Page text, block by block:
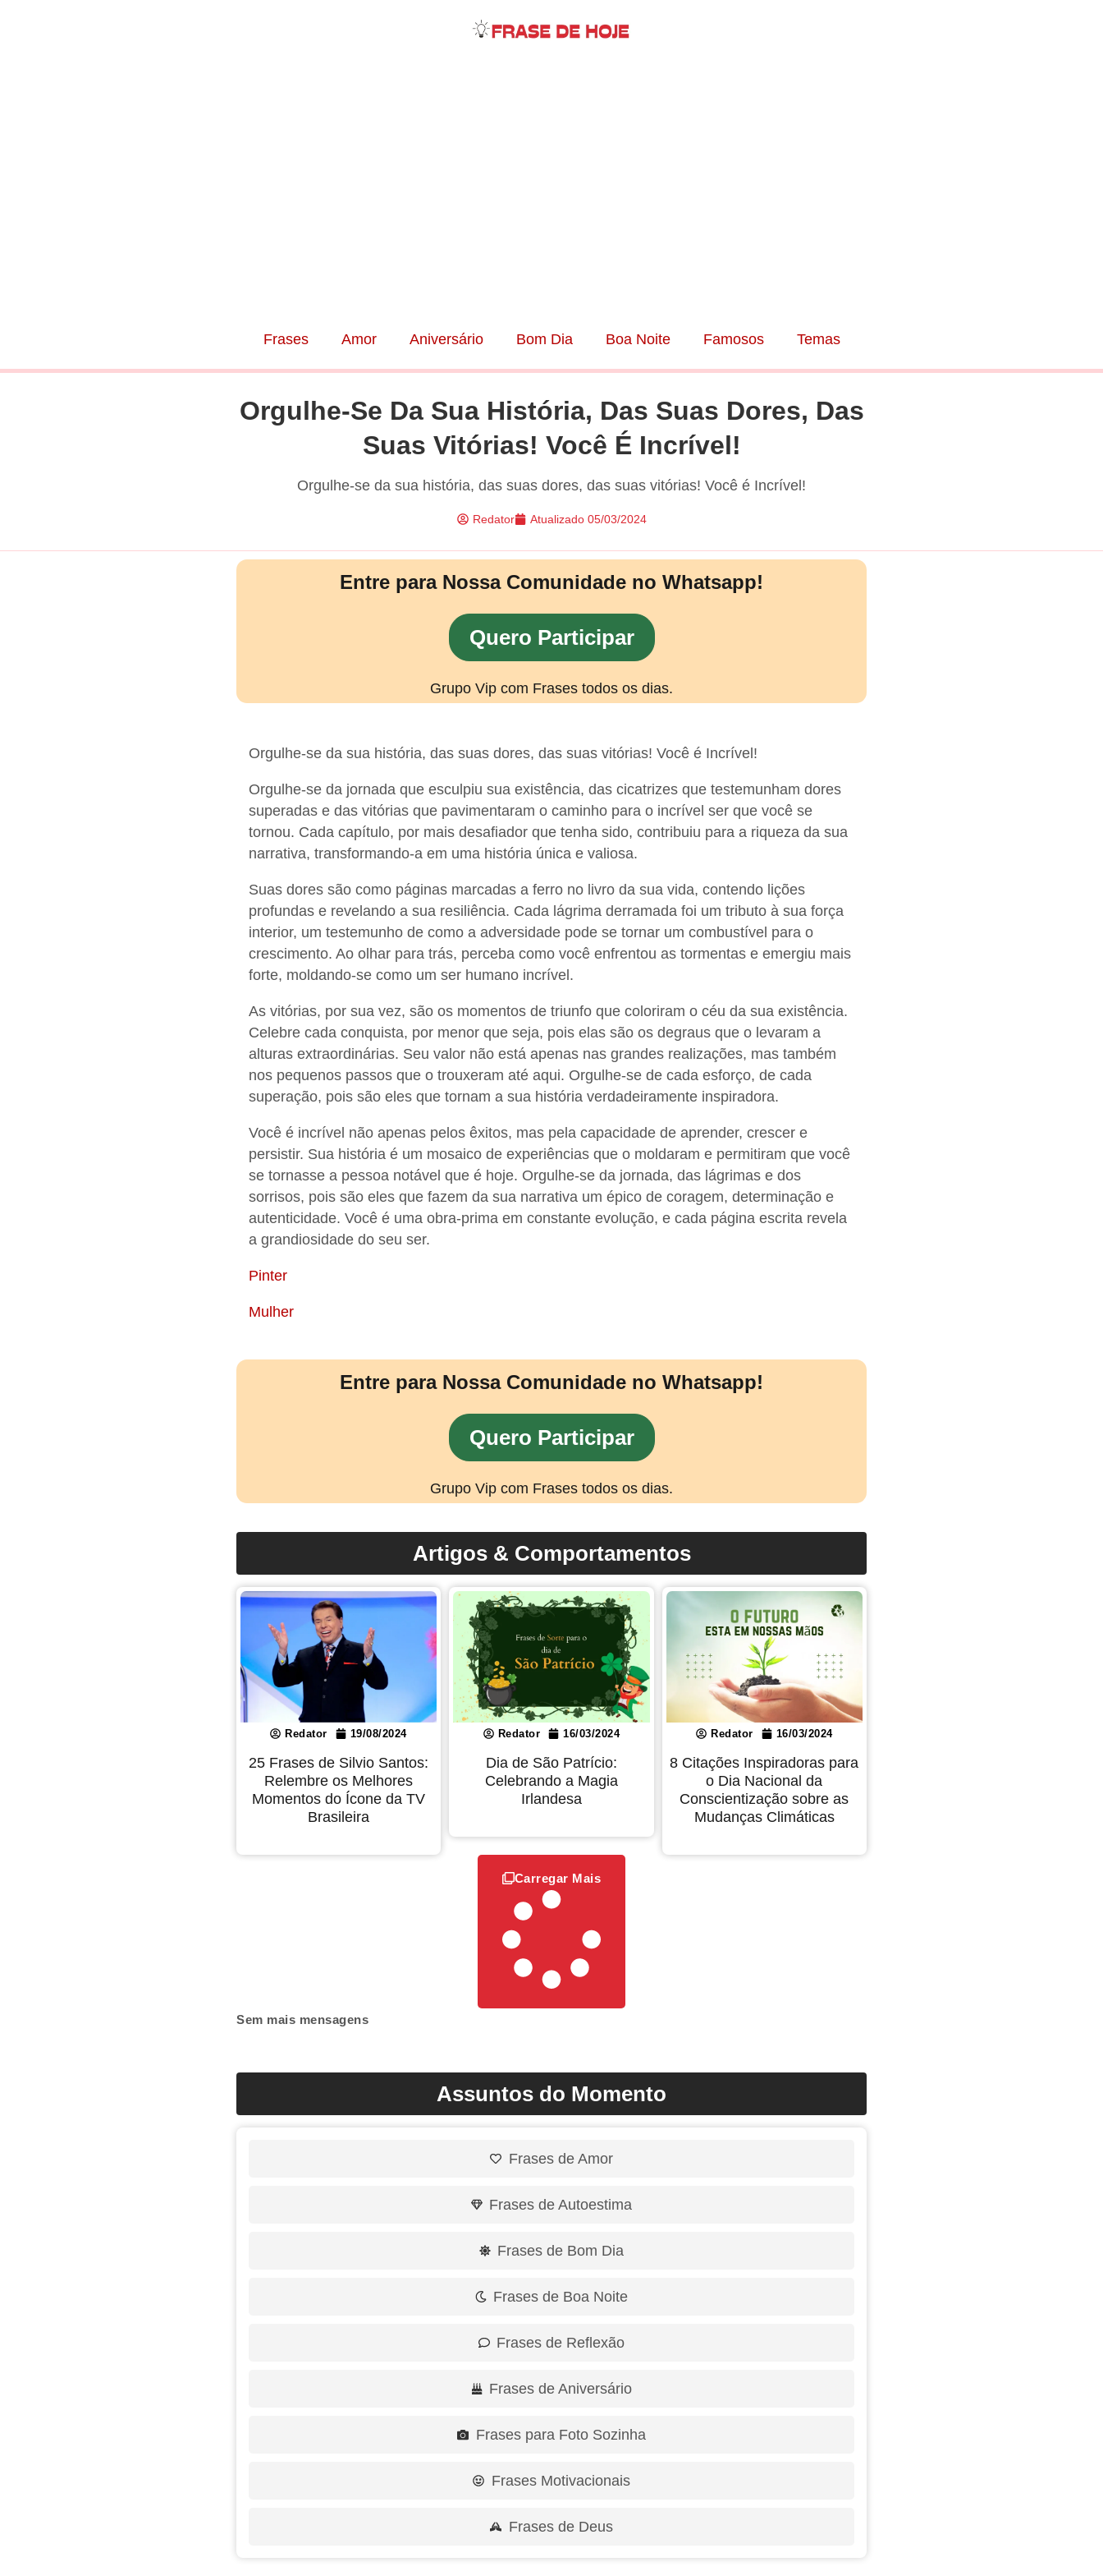
Frases Amor Aniversário Bom Dia Boa Noite Famosos Temas
Orgulhe-Se Da Sua História, Das Suas Dores, Das
Suas Vitórias! Você É Incrível!
Orgulhe-se da sua história, das suas dores, das suas vitórias! Você é Incrível!
Redator Atualizado 05/03/2024
Entre para Nossa Comunidade no Whatsapp!
Quero Participar
Grupo Vip com Frases todos os dias.
Orgulhe-se da sua história, das suas dores, das suas vitórias! Você é Incrível!
Orgulhe-se da jornada que esculpiu sua existência, das cicatrizes que testemunham dores
superadas e das vitórias que pavimentaram o caminho para o incrível ser que você se
tornou. Cada capítulo, por mais desafiador que tenha sido, contribuiu para a riqueza da sua
narrativa, transformando-a em uma história única e valiosa.
Suas dores são como páginas marcadas a ferro no livro da sua vida, contendo lições
profundas e revelando a sua resiliência. Cada lágrima derramada foi um tributo à sua força
interior, um testemunho de como a adversidade pode se tornar um combustível para o
crescimento. Ao olhar para trás, perceba como você enfrentou as tormentas e emergiu mais
forte, moldando-se como um ser humano incrível.
As vitórias, por sua vez, são os momentos de triunfo que coloriram o céu da sua existência.
Celebre cada conquista, por menor que seja, pois elas são os degraus que o levaram a
alturas extraordinárias. Seu valor não está apenas nas grandes realizações, mas também
nos pequenos passos que o trouxeram até aqui. Orgulhe-se de cada esforço, de cada
superação, pois são eles que tornam a sua história verdadeiramente inspiradora.
Você é incrível não apenas pelos êxitos, mas pela capacidade de aprender, crescer e
persistir. Sua história é um mosaico de experiências que o moldaram e permitiram que você
se tornasse a pessoa notável que é hoje. Orgulhe-se da jornada, das lágrimas e dos
sorrisos, pois são eles que fazem da sua narrativa um épico de coragem, determinação e
autenticidade. Você é uma obra-prima em constante evolução, e cada página escrita revela
a grandiosidade do seu ser.
Pinter
Mulher
Entre para Nossa Comunidade no Whatsapp!
Quero Participar
Grupo Vip com Frases todos os dias.
Artigos & Comportamentos
Redator 19/08/2024
25 Frases de Silvio Santos:
Relembre os Melhores
Momentos do Ícone da TV
Brasileira
Redator 16/03/2024
Dia de São Patrício:
Celebrando a Magia
Irlandesa
Redator 16/03/2024
8 Citações Inspiradoras para
o Dia Nacional da
Conscientização sobre as
Mudanças Climáticas
Carregar Mais
Sem mais mensagens
Assuntos do Momento
Frases de Amor
Frases de Autoestima
Frases de Bom Dia
Frases de Boa Noite
Frases de Reflexão
Frases de Aniversário
Frases para Foto Sozinha
Frases Motivacionais
Frases de Deus